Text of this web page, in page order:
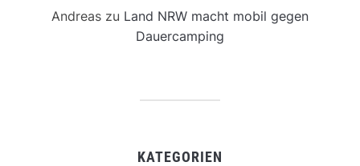
Andreas zu Land NRW macht mobil gegen
Dauercamping
KATEGORIEN